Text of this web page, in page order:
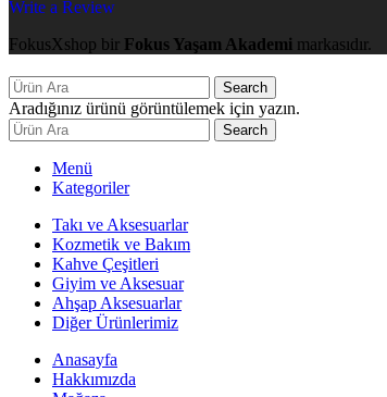
Write a Review
FokusXshop bir Fokus Yaşam Akademi markasıdır.
Search
Aradığınız ürünü görüntülemek için yazın.
Search
Menü
Kategoriler
Takı ve Aksesuarlar
Kozmetik ve Bakım
Kahve Çeşitleri
Giyim ve Aksesuar
Ahşap Aksesuarlar
Diğer Ürünlerimiz
Anasayfa
Hakkımızda